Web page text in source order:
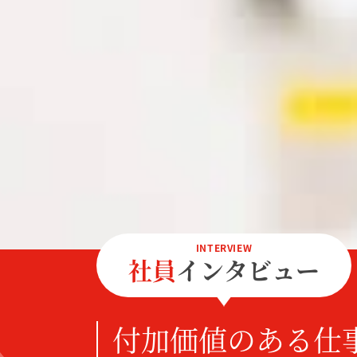
INTERVIEW
社員インタビュー
付加価値のある仕